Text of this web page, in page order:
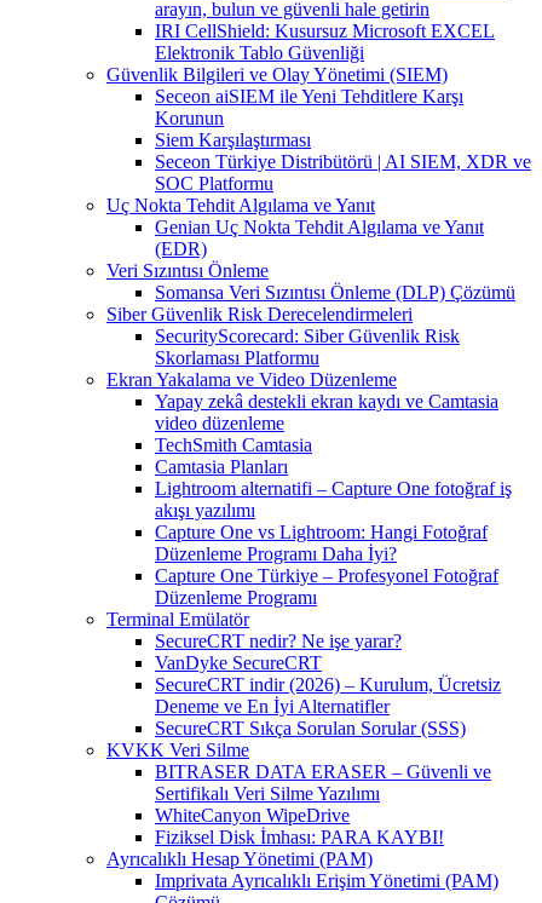
arayın, bulun ve güvenli hale getirin
IRI CellShield: Kusursuz Microsoft EXCEL
Elektronik Tablo Güvenliği
Güvenlik Bilgileri ve Olay Yönetimi (SIEM)
Seceon aiSIEM ile Yeni Tehditlere Karşı
Korunun
Siem Karşılaştırması
Seceon Türkiye Distribütörü | AI SIEM, XDR ve
SOC Platformu
Uç Nokta Tehdit Algılama ve Yanıt
Genian Uç Nokta Tehdit Algılama ve Yanıt
(EDR)
Veri Sızıntısı Önleme
Somansa Veri Sızıntısı Önleme (DLP) Çözümü
Siber Güvenlik Risk Derecelendirmeleri
SecurityScorecard: Siber Güvenlik Risk
Skorlaması Platformu
Ekran Yakalama ve Video Düzenleme
Yapay zekâ destekli ekran kaydı ve Camtasia
video düzenleme
TechSmith Camtasia
Camtasia Planları
Lightroom alternatifi – Capture One fotoğraf iş
akışı yazılımı
Capture One vs Lightroom: Hangi Fotoğraf
Düzenleme Programı Daha İyi?
Capture One Türkiye – Profesyonel Fotoğraf
Düzenleme Programı
Terminal Emülatör
SecureCRT nedir? Ne işe yarar?
VanDyke SecureCRT
SecureCRT indir (2026) – Kurulum, Ücretsiz
Deneme ve En İyi Alternatifler
SecureCRT Sıkça Sorulan Sorular (SSS)
KVKK Veri Silme
BITRASER DATA ERASER – Güvenli ve
Sertifikalı Veri Silme Yazılımı
WhiteCanyon WipeDrive
Fiziksel Disk İmhası: PARA KAYBI!
Ayrıcalıklı Hesap Yönetimi (PAM)
Imprivata Ayrıcalıklı Erişim Yönetimi (PAM)